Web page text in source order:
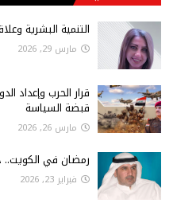
التنمية البشرية
مارس 29, 2026
قرار الحرب وإعداد
قبضة السياسة
مارس 26, 2026
رمضان في الكويت..
فبراير 23, 2026